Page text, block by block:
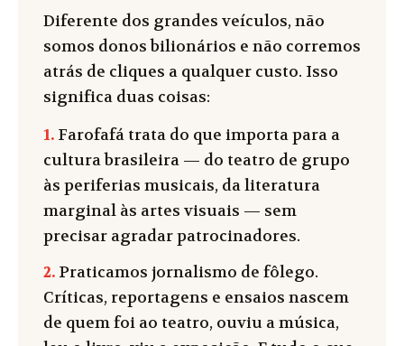
Diferente dos grandes veículos, não
somos donos bilionários e não corremos
atrás de cliques a qualquer custo. Isso
significa duas coisas:
1. Farofafá trata do que importa para a
cultura brasileira — do teatro de grupo
às periferias musicais, da literatura
marginal às artes visuais — sem
precisar agradar patrocinadores.
2. Praticamos jornalismo de fôlego.
Críticas, reportagens e ensaios nascem
de quem foi ao teatro, ouviu a música,